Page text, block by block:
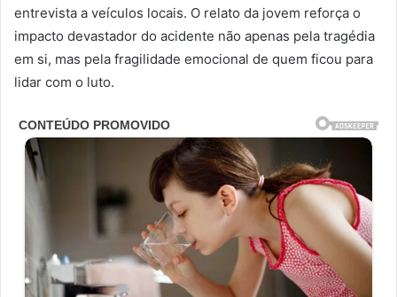
entrevista a veículos locais. O relato da jovem reforça o
impacto devastador do acidente não apenas pela tragédia
em si, mas pela fragilidade emocional de quem ficou para
lidar com o luto.